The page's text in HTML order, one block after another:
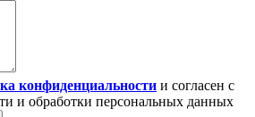
конфиденциальности и согласен с
и обработки персональных данных